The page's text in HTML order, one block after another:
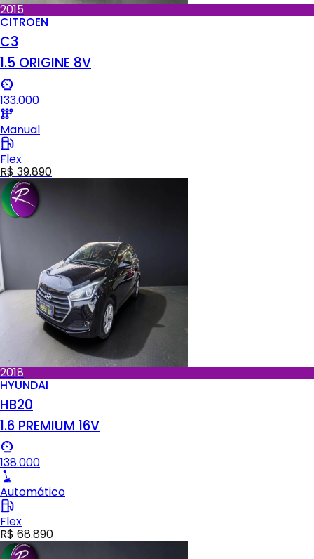
2015
CITROEN
C3
1.5 ORIGINE 8V
133.000
Manual
Flex
R$ 39.890
2018
HYUNDAI
HB20
1.6 PREMIUM 16V
138.000
Automático
Flex
R$ 68.890